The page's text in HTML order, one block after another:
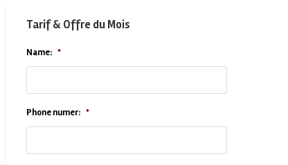
Tarif & Offre du Mois
Name: *
Phone numer: *